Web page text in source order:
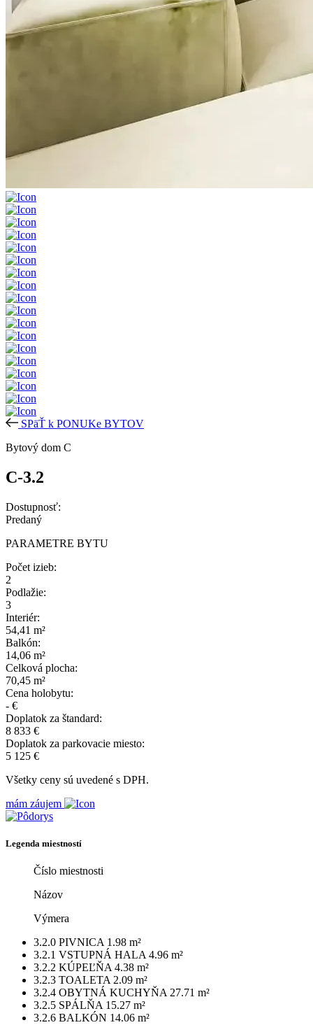
SPäŤ k PONUKe BYTOV
Bytový dom C
C-3.2
Dostupnosť:
Predaný
PARAMETRE BYTU
Počet izieb:
2
Podlažie:
3
Interiér:
54,41 m²
Balkón:
14,06 m²
Celková plocha:
70,45 m²
Cena holobytu:
- €
Doplatok za štandard:
8 833 €
Doplatok za parkovacie miesto:
5 125 €
Všetky ceny sú uvedené s DPH.
mám záujem
Legenda miestností
Číslo miestnosti
Názov
Výmera
3.2.0 PIVNICA 1.98 m²
3.2.1 VSTUPNÁ HALA 4.96 m²
3.2.2 KÚPEĽŇA 4.38 m²
3.2.3 TOALETA 2.09 m²
3.2.4 ОBYTNÁ KUCHYŇA 27.71 m²
3.2.5 SPÁLŇA 15.27 m²
3.2.6 BALKÓN 14.06 m²